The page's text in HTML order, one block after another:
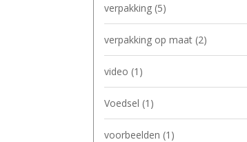
verpakking (5)
verpakking op maat (2)
video (1)
Voedsel (1)
voorbeelden (1)